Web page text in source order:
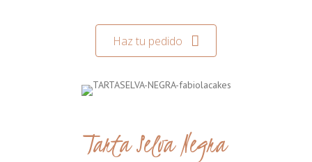
Haz tu pedido
Tarta Selva Negra